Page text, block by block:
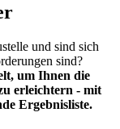
und sind sich
sind?
um Ihnen die
erleichtern - mit
Ergebnisliste.